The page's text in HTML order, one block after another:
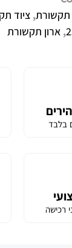
תקשורת, ציוד
, ארון תקשורת
רכישה